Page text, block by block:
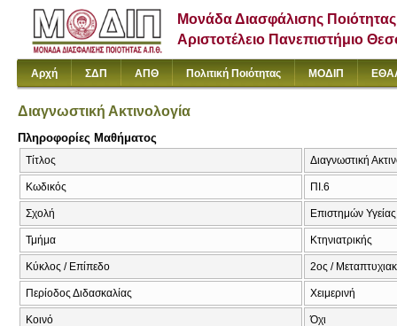
Μονάδα Διασφάλισης Ποιότητας
Αριστοτέλειο Πανεπιστήμιο
Αρχή ΣΔΠ ΑΠΘ Πολιτική Ποιότητας ΜΟΔΙΠ
Διαγνωστική Ακτινολογία
Πληροφορίες Μαθήματος
Τίτλος Διαγνωστική
Κωδικός ΠΙ.6
Σχολή Επιστημών Υγείας
Τμήμα Κτηνιατρικής
Κύκλος / Επίπεδο 2ος /
Περίοδος Διδασκαλίας Χειμερινή
Κοινό Όχι